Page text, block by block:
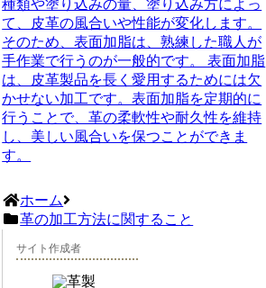
種類や塗り込みの量、塗り込み方によっ
て、皮革の風合いや性能が変化します。
そのため、表面加脂は、熟練した職人が
手作業で行うのが一般的です。 表面加脂
は、皮革製品を長く愛用するためには欠
かせない加工です。表面加脂を定期的に
行うことで、革の柔軟性や耐久性を維持
し、美しい風合いを保つことができま
す。
ホーム
革の加工方法に関すること
サイト作成者